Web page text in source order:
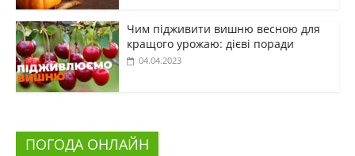
Чим підживити вишню весною для
кращого урожаю: дієві поради
04.04.2023
ПОГОДА ОНЛАЙН